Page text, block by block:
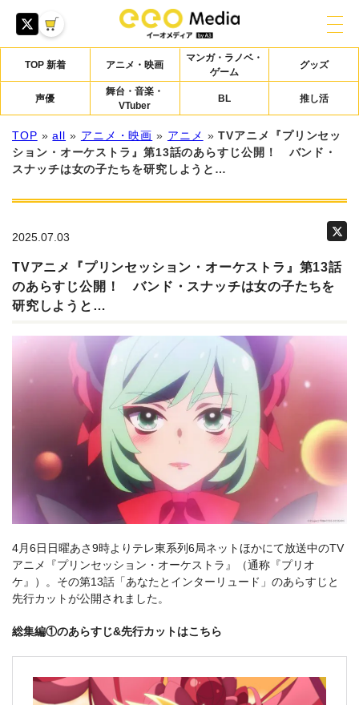
TOP 新着 アニメ・映画
マンガ・ラノベ・
ゲーム
グッズ
声優
舞台・音楽・
VTuber
BL 推し活
TOP »all » アニメ・映画 » アニメ »TVアニメ『プリンセッ
ション・オーケストラ』第13話のあらすじ公開！ バンド・
スナッチは⼥の⼦たちを研究しようと…
2025.07.03
TVアニメ『プリンセッション・オーケストラ』第13話
のあらすじ公開！ バンド・スナッチは⼥の⼦たちを
研究しようと…
4月6日日曜あさ9時よりテレ東系列6局ネットほかにて放送中のTV
アニメ『プリンセッション・オーケストラ』（通称『プリオ
ケ』）。その第13話「あなたとインターリュード」のあらすじと
先行カットが公開されました。
総集編①のあらすじ&先行カットはこちら